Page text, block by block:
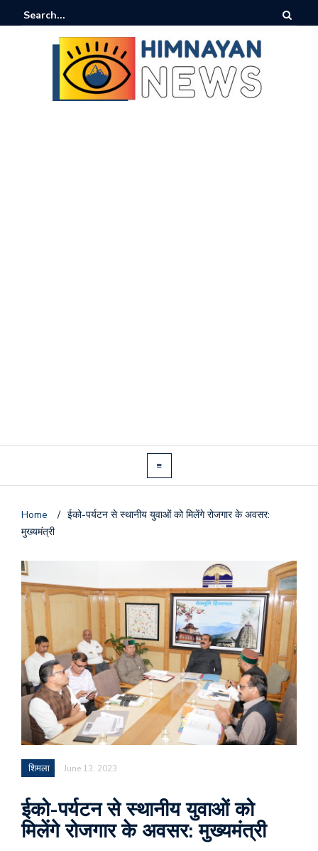
Home / ईको-पर्यटन से स्थानीय युवाओं को मिलेंगे रोजगार के अवसर:
मुख्यमंत्री
शिमला June 13, 2023
ईको-पर्यटन से स्थानीय युवाओं को
मिलेंगे रोजगार के अवसर: मुख्यमंत्री